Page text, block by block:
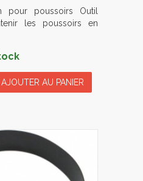
pour poussoirs Outil
les poussoirs en
AJOUTER AU PANIER